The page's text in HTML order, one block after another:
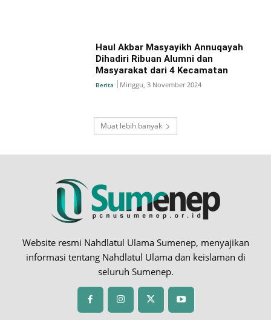
Haul Akbar Masyayikh Annuqayah
Dihadiri Ribuan Alumni dan
Masyarakat dari 4 Kecamatan
Berita Minggu, 3 November 2024
Muat lebih banyak
Website resmi Nahdlatul Ulama Sumenep, menyajikan
informasi tentang Nahdlatul Ulama dan keislaman di
seluruh Sumenep.